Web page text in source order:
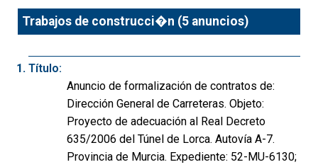
Trabajos de construcci�n (5 anuncios)
Título:
Anuncio de formalización de contratos de:
Dirección General de Carreteras. Objeto:
Proyecto de adecuación al Real Decreto
635/2006 del Túnel de Lorca. Autovía A-7.
Provincia de Murcia. Expediente: 52-MU-6130;